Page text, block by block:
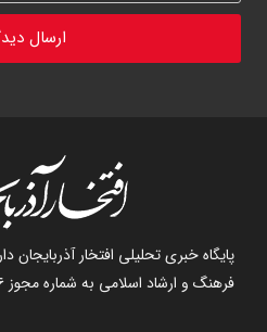
پایگاه خبری تحلیلی افتخار آذربایجان
فرهنگ و ارشاد اسلامی به شماره مجوز ۱۷۷۶۶